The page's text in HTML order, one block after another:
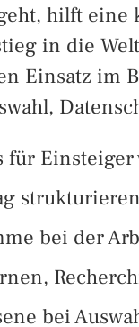
hilft
in die
Einsatz im
für
bei der
bei